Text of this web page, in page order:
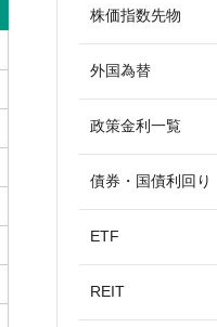
株価指数先物
外国為替
政策金利一覧
債券・国債利回り
ETF
REIT